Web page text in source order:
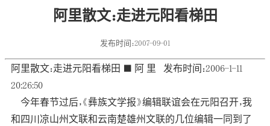
阿里散文：走进元阳看梯田
发布时间：2007-09-01
阿里散文：走进元阳看梯田 ■ 阿 里 发布时间：2006-1-11
20:26:50
今年春节过后，《彝族文学报》编辑联谊会在元阳召开，我
和四川凉山州文联和云南楚雄州文联的几位编辑一同到了